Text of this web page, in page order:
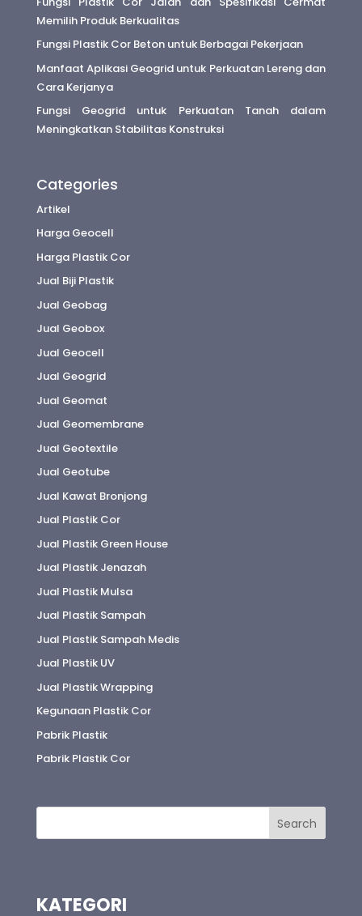
Memilih Produk Berkualitas
Fungsi Plastik Cor Beton untuk Berbagai Pekerjaan
Manfaat Aplikasi Geogrid untuk Perkuatan Lereng dan
Cara Kerjanya
Fungsi Geogrid untuk Perkuatan Tanah dalam
Meningkatkan Stabilitas Konstruksi
Categories
Artikel
Harga Geocell
Harga Plastik Cor
Jual Biji Plastik
Jual Geobag
Jual Geobox
Jual Geocell
Jual Geogrid
Jual Geomat
Jual Geomembrane
Jual Geotextile
Jual Geotube
Jual Kawat Bronjong
Jual Plastik Cor
Jual Plastik Green House
Jual Plastik Jenazah
Jual Plastik Mulsa
Jual Plastik Sampah
Jual Plastik Sampah Medis
Jual Plastik UV
Jual Plastik Wrapping
Kegunaan Plastik Cor
Pabrik Plastik
Pabrik Plastik Cor
KATEGORI